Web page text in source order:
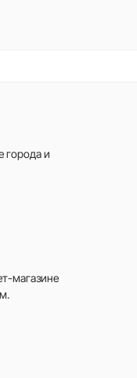
городаи
магазине